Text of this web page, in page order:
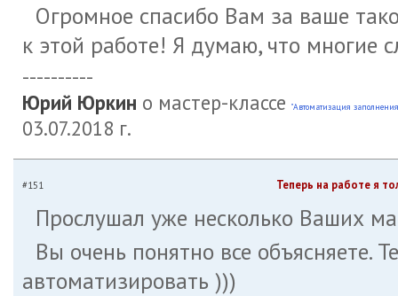
Огромное спасибо Вам за ваше
к этой работе! Я думаю, что многие
----------
Юрий Юркин о мастер-классе "Автоматизация
03.07.2018 г.
#151 Теперь на работе я
Прослушал уже несколько Ваших
Вы очень понятно все объясняете.
автоматизировать )))